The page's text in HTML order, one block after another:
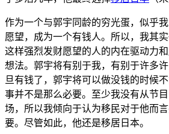
作为一个与郭宇同龄的穷光蛋，似乎
愿望，成为一个有钱人。所以，我其
这样强烈发财愿望的人的内在驱动力
想法。郭宇将有别于我，有别于许多
旦有钱了，郭宇将可以做没钱的时候
事并不是那么必要。至少我没有从节
场，所以我倾向于认为移民对于他而
要。尽管如此，他还是移居日本。